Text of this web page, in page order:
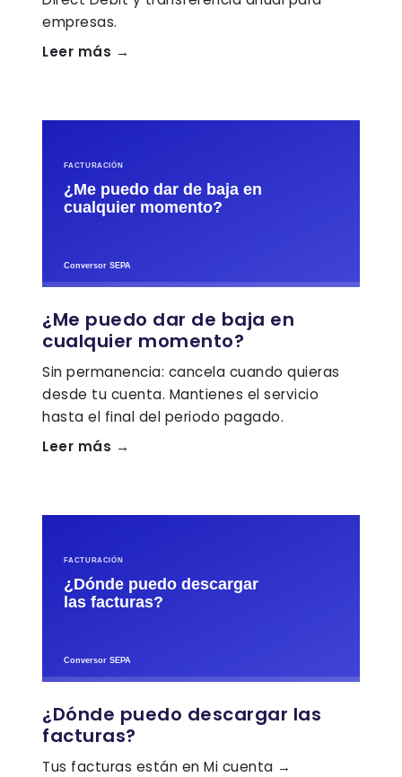
empresas.
Leer más →
¿Me puedo dar de baja en
cualquier momento?
Sin permanencia: cancela cuando quieras
desde tu cuenta. Mantienes el servicio
hasta el final del periodo pagado.
Leer más →
¿Dónde puedo descargar las
facturas?
Tus facturas están en Mi cuenta →